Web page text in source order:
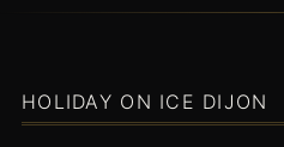
HOLIDAY ON ICE DIJON